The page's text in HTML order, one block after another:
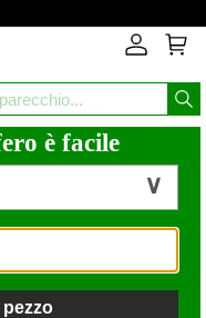
è facile